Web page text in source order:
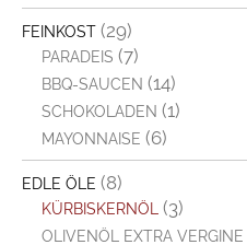
FEINKOST (29)
PARADEIS (7)
BBQ-SAUCEN (14)
SCHOKOLADEN (1)
MAYONNAISE (6)
EDLE ÖLE (8)
KÜRBISKERNÖL (3)
OLIVENÖL EXTRA VERGINE